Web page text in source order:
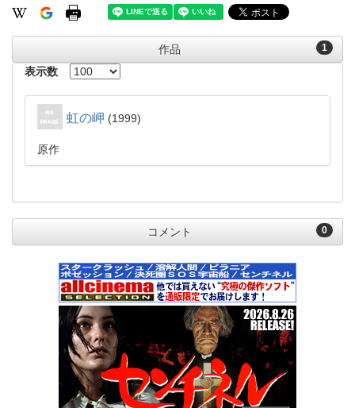
1
作品
表示数
虹の岬 1999
原作
0
コメント